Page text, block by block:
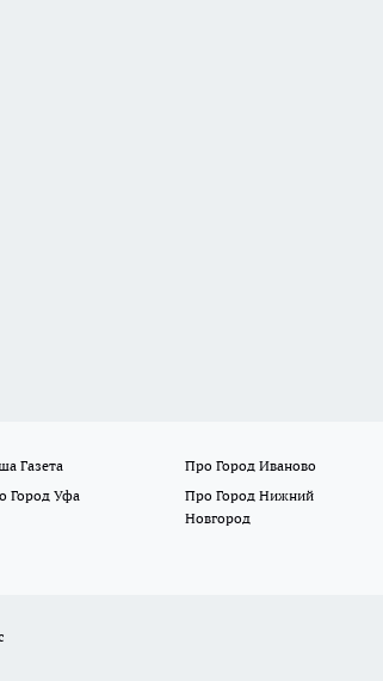
Газета
Про Город Иваново
Город Уфа
Про Город Нижний
Новгород